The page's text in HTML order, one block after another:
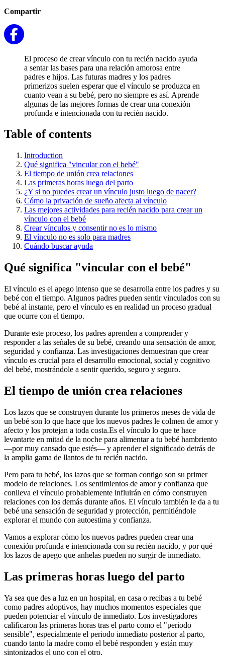
Compartir
El proceso de crear vínculo con tu recién nacido ayuda
a sentar las bases para una relación amorosa entre
padres e hijos. Las futuras madres y los padres
primerizos suelen esperar que el vínculo se produzca en
cuanto vean a su bebé, pero no siempre es así. Aprende
algunas de las mejores formas de crear una conexión
profunda e intencionada con tu recién nacido.
Table of contents
Introduction
Qué significa "vincular con el bebé"
El tiempo de unión crea relaciones
Las primeras horas luego del parto
¿Y si no puedes crear un vínculo justo luego de nacer?
Cómo la privación de sueño afecta al vínculo
Las mejores actividades para recién nacido para crear un
vínculo con el bebé
Crear vínculos y consentir no es lo mismo
El vínculo no es solo para madres
Cuándo buscar ayuda
Qué significa "vincular con el bebé"
El vínculo es el apego intenso que se desarrolla entre los padres y su
bebé con el tiempo. Algunos padres pueden sentir vinculados con su
bebé al instante, pero el vínculo es en realidad un proceso gradual
que ocurre con el tiempo.
Durante este proceso, los padres aprenden a comprender y
responder a las señales de su bebé, creando una sensación de amor,
seguridad y confianza. Las investigaciones demuestran que crear
vínculo es crucial para el desarrollo emocional, social y cognitivo
del bebé, mostrándole a sentir querido, seguro y seguro.
El tiempo de unión crea relaciones
Los lazos que se construyen durante los primeros meses de vida de
un bebé son lo que hace que los nuevos padres le colmen de amor y
afecto y los protejan a toda costa.Es el vínculo lo que te hace
levantarte en mitad de la noche para alimentar a tu bebé hambriento
—por muy cansado que estés— y aprender el significado detrás de
la amplia gama de llantos de tu recién nacido.
Pero para tu bebé, los lazos que se forman contigo son su primer
modelo de relaciones. Los sentimientos de amor y confianza que
conlleva el vínculo probablemente influirán en cómo construyen
relaciones con los demás durante años. El vínculo también le da a tu
bebé una sensación de seguridad y protección, permitiéndole
explorar el mundo con autoestima y confianza.
Vamos a explorar cómo los nuevos padres pueden crear una
conexión profunda e intencionada con su recién nacido, y por qué
los lazos de apego que anhelas pueden no surgir de inmediato.
Las primeras horas luego del parto
Ya sea que des a luz en un hospital, en casa o recibas a tu bebé
como padres adoptivos, hay muchos momentos especiales que
pueden potenciar el vínculo de inmediato. Los investigadores
calificaron las primeras horas tras el parto como el "periodo
sensible", especialmente el periodo inmediato posterior al parto,
cuando tanto la madre como el bebé responden y están muy
sintonizados el uno con el otro.